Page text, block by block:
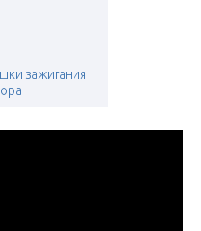
зажигания